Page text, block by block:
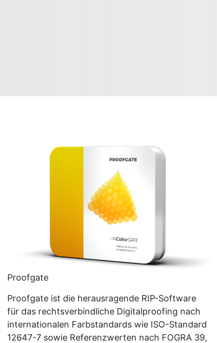
Proofgate
Proofgate ist die herausragende RIP-Software
für das rechtsverbindliche Digitalproofing nach
internationalen Farbstandards wie ISO-Standard
12647-7 sowie Referenzwerten nach FOGRA 39,